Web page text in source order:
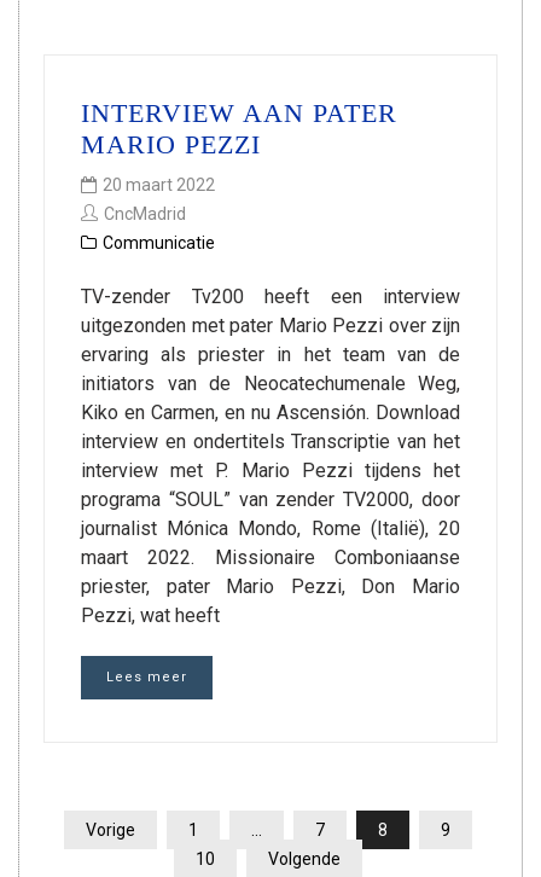
INTERVIEW AAN PATER
MARIO PEZZI
20 maart 2022
CncMadrid
Communicatie
TV-zender Tv200 heeft een interview
uitgezonden met pater Mario Pezzi over zijn
ervaring als priester in het team van de
initiators van de Neocatechumenale Weg,
Kiko en Carmen, en nu Ascensión. Download
interview en ondertitels Transcriptie van het
interview met P. Mario Pezzi tijdens het
programa “SOUL” van zender TV2000, door
journalist Mónica Mondo, Rome (Italië), 20
maart 2022. Missionaire Comboniaanse
priester, pater Mario Pezzi, Don Mario
Pezzi, wat heeft
Lees meer
BERICHTEN
PAGINERING
Vorige 1 7 8
9
10
Volgende